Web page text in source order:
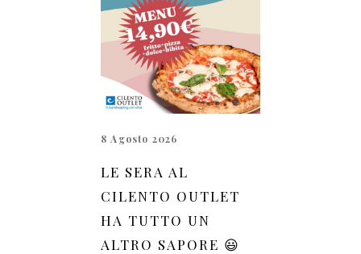
8 Agosto 2026
LE SERA AL
CILENTO OUTLET
HA TUTTO UN
ALTRO SAPORE 😃